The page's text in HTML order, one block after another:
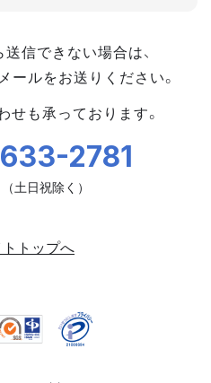
信できない場合は、
ールをお送りください。
せも承っております。
2781
トップへ